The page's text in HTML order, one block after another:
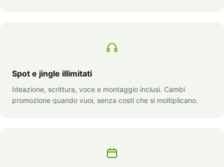
Spot e jingle illimitati
Ideazione, scrittura, voce e montaggio inclusi. Cambi
promozione quando vuoi, senza costi che si moltiplicano.